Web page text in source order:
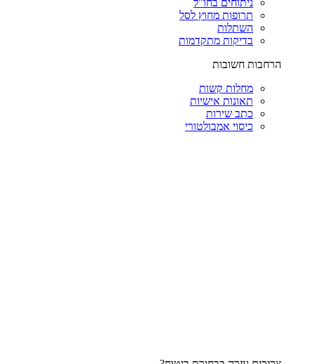
ניתוחים בחו"ל
תרופות מחוץ לסל
השתלות
בדיקות מתקדמות
הרחבות חשובות
מחלות קשות
תאונות אישיות
כתב שירות
כיסוי אמבולטורי